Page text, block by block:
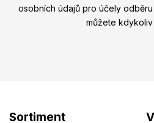
osobních údajů pro účely
můžete kdykoliv
Sortiment